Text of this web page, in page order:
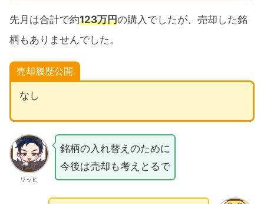
2025年9月売買銘柄公開まとめ
先月は合計で約123万円の購入でしたが、売却した銘
柄もありませんでした。
売却履歴公開
なし
リッヒ
銘柄の入れ替えのために
今後は売却も考えとるで